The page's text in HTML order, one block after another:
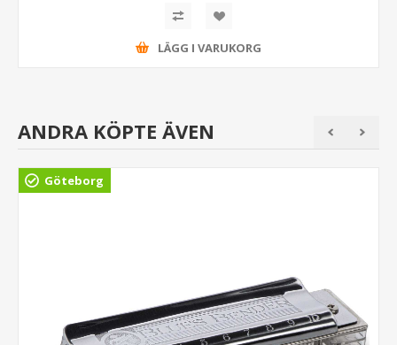
LÄGG I VARUKORG
ANDRA KÖPTE ÄVEN
Göteborg